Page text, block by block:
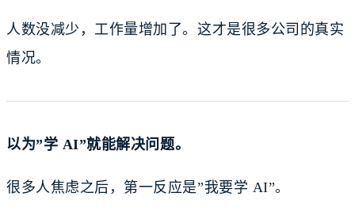
人数没减少，工作量增加了。这才是很多公司的真实
情况。
以为”学 AI”就能解决问题。
很多人焦虑之后，第一反应是”我要学 AI”。